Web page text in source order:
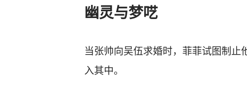
幽灵与梦呓
当张帅向吴伍求婚时，菲菲试图制
入其中。